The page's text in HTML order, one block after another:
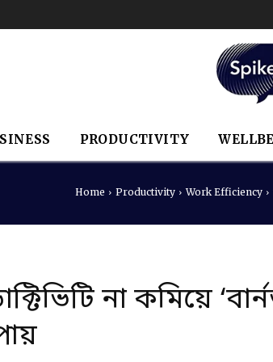
PRODUCTIVITY
Home Productivity Work Efficiency
না কমিয়ে